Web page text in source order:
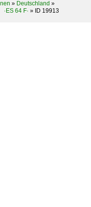
» Deutschland »
64 F· » ID 19913